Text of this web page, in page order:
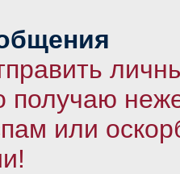
получаю
или